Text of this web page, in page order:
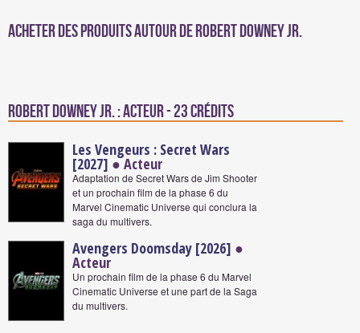
Acheter des produits autour de Robert Downey Jr.
Robert Downey Jr. : Acteur - 23 crédits
Les Vengeurs : Secret Wars
[2027] ● Acteur
Adaptation de Secret Wars de Jim Shooter
et un prochain film de la phase 6 du
Marvel Cinematic Universe qui conclura la
saga du multivers.
Avengers Doomsday [2026] ●
Acteur
Un prochain film de la phase 6 du Marvel
Cinematic Universe et une part de la Saga
du multivers.